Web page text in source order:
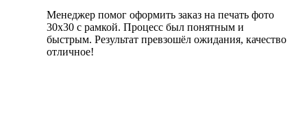
Менеджер помог оформить заказ на печать фото
30х30 с рамкой. Процесс был понятным и
быстрым. Результат превзошёл ожидания, качество
отличное!